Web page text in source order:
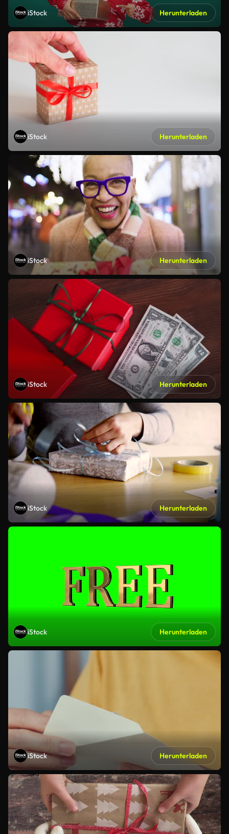
iStock Herunterladen
iStock Herunterladen
iStock Herunterladen
iStock Herunterladen
iStock Herunterladen
iStock Herunterladen
iStock Herunterladen